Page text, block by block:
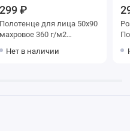
299 ₽
Полотенце для лица 50х90
махровое 360 г/м2
мануфактура Plait
Нет в наличии